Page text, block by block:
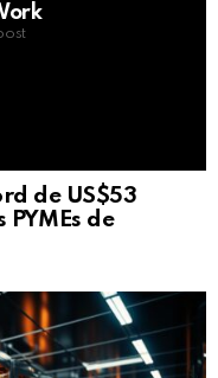
de US$53
de